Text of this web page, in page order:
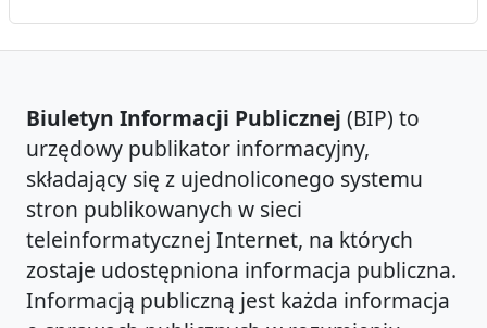
Biuletyn Informacji Publicznej (BIP) to
urzędowy publikator informacyjny,
składający się z ujednoliconego systemu
stron publikowanych w sieci
teleinformatycznej Internet, na których
zostaje udostępniona informacja publiczna.
Informacją publiczną jest każda informacja